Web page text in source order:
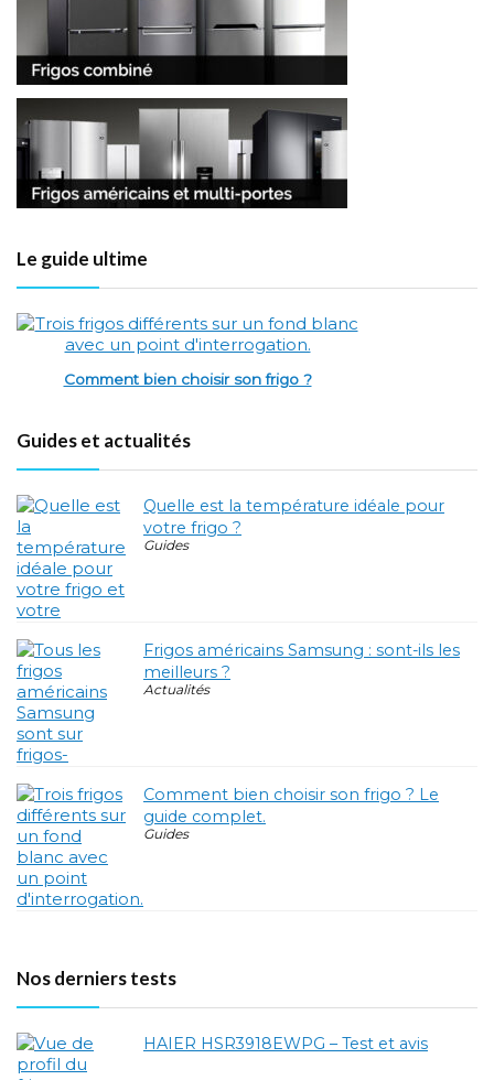
Le guide ultime
Comment bien choisir son frigo ?
Guides et actualités
Quelle est la température idéale pour
votre frigo ?
Guides
Frigos américains Samsung : sont-ils les
meilleurs ?
Actualités
Comment bien choisir son frigo ? Le
guide complet.
Guides
Nos derniers tests
HAIER HSR3918EWPG – Test et avis